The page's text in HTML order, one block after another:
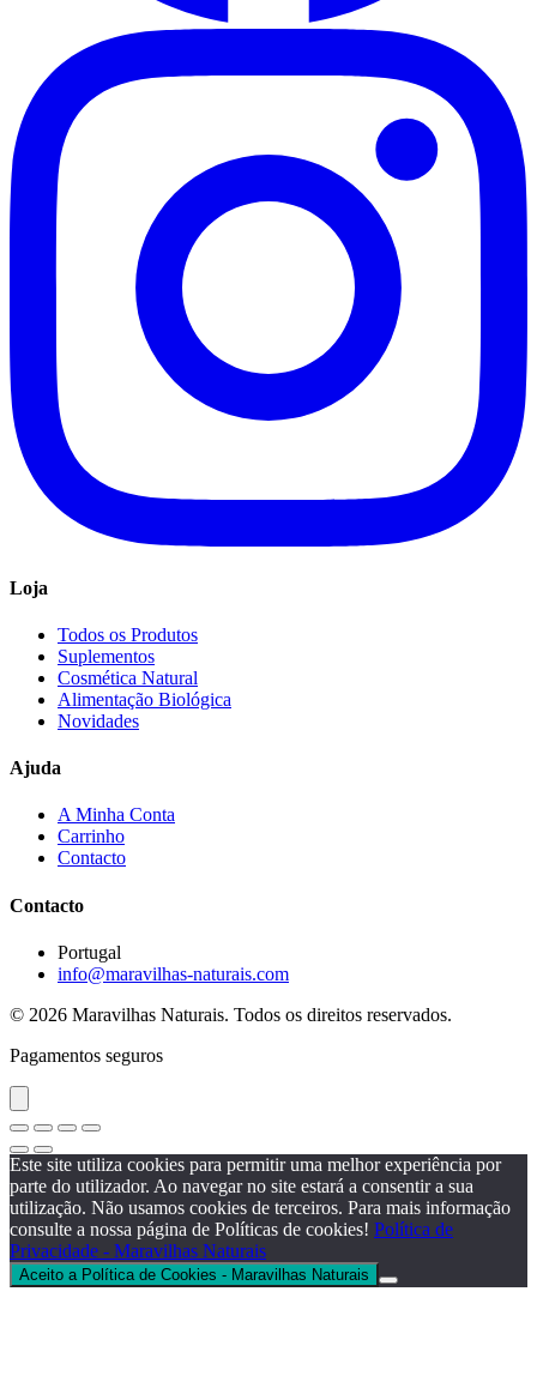
Loja
Todos os Produtos
Suplementos
Cosmética Natural
Alimentação Biológica
Novidades
Ajuda
A Minha Conta
Carrinho
Contacto
Contacto
Portugal
info@maravilhas-naturais.com
© 2026 Maravilhas Naturais. Todos os direitos reservados.
Pagamentos seguros
Este site utiliza cookies para permitir uma melhor experiência por
parte do utilizador. Ao navegar no site estará a consentir a sua
utilização. Não usamos cookies de terceiros. Para mais informação
consulte a nossa página de Políticas de cookies! Política de
Privacidade - Maravilhas Naturais
Aceito a Política de Cookies - Maravilhas Naturais